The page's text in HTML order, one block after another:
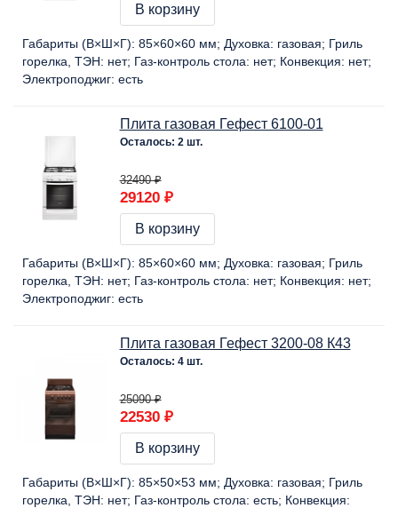
В корзину
Габариты (В×Ш×Г): 85×60×60 мм Духовка: газовая
Гриль
горелка, ТЭН: нет Газ-контроль стола: нет Конвекция: нет
Электроподжиг: есть
Плита газовая Гефест 6100-01
Осталось: 2 шт.
32490 ₽
29120 ₽
В корзину
Габариты (В×Ш×Г): 85×60×60 мм Духовка: газовая
Гриль
горелка, ТЭН: нет Газ-контроль стола: нет Конвекция: нет
Электроподжиг: есть
Плита газовая Гефест 3200-08 К43
Осталось: 4 шт.
25090 ₽
22530 ₽
В корзину
Габариты (В×Ш×Г): 85×50×53 мм Духовка: газовая
Гриль
горелка, ТЭН: нет Газ-контроль стола: есть Конвекция: